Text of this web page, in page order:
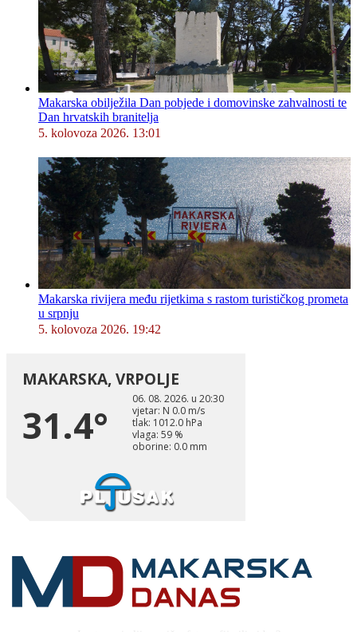
Makarska obilježila Dan pobjede i domovinske zahvalnosti te
Dan hrvatskih branitelja
5. kolovoza 2026. 13:01
Makarska rivijera među rijetkima s rastom turističkog prometa
u srpnju
5. kolovoza 2026. 19:42